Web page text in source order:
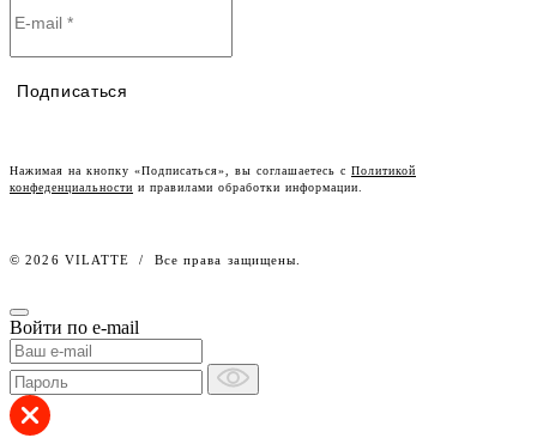
Условия сотрудничества
Lookbook
Работа в компании
Подписаться
Нажимая на кнопку «Подписаться», вы соглашаетесь с Политикой
конфеденциальности и правилами обработки информации.
© 2026 VILATTE / Все права защищены.
Войти по e-mail